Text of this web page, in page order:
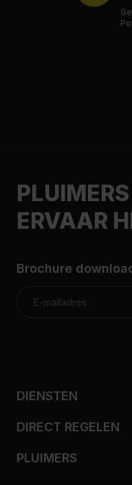
ERVAAR
Brochure
DIENSTEN
Zakelijk isoleren
Ventileren
DIRECT REGELEN
Nij Begun
PLUIMERS